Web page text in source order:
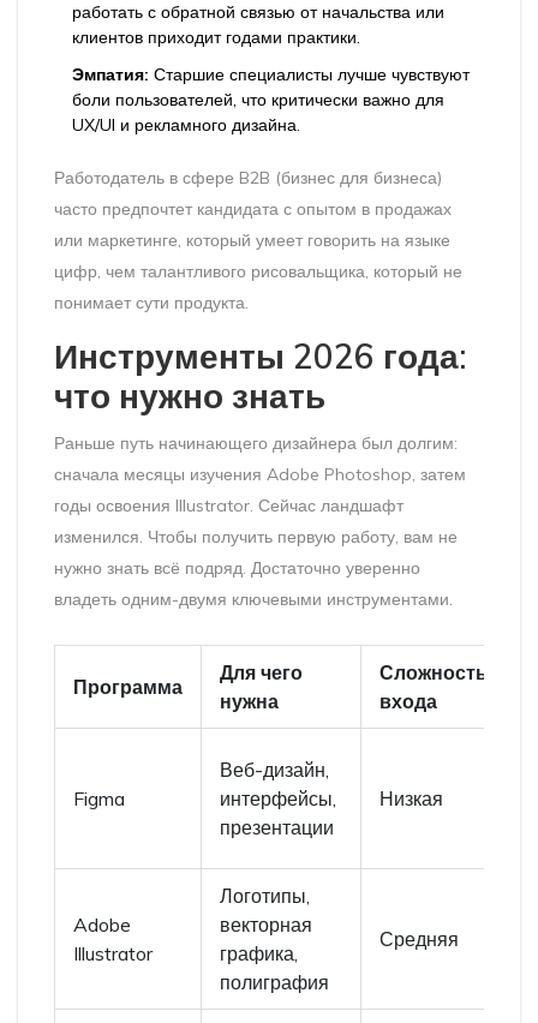
работать с обратной связью от начальства или
клиентов приходит годами практики.
Эмпатия: Старшие специалисты лучше чувствуют
боли пользователей, что критически важно для
UX/UI и рекламного дизайна.
Работодатель в сфере B2B (бизнес для бизнеса)
часто предпочтет кандидата с опытом в продажах
или маркетинге, который умеет говорить на языке
цифр, чем талантливого рисовальщика, который не
понимает сути продукта.
Инструменты 2026 года:
что нужно знать
Раньше путь начинающего дизайнера был долгим:
сначала месяцы изучения Adobe Photoshop, затем
годы освоения Illustrator. Сейчас ландшафт
изменился. Чтобы получить первую работу, вам не
нужно знать всё подряд. Достаточно уверенно
владеть одним-двумя ключевыми инструментами.
Программа
Для чего
нужна
Сложность
входа
Figma
Веб-дизайн,
интерфейсы,
презентации
Низкая
Adobe
Illustrator
Логотипы,
векторная
графика,
полиграфия
Средняя